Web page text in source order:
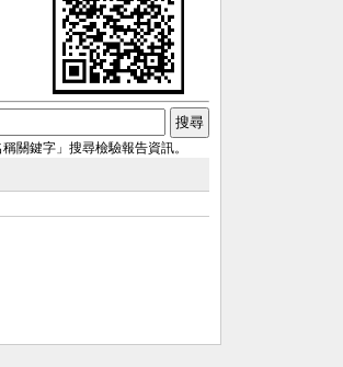
關鍵字」搜尋檢驗報告資訊。